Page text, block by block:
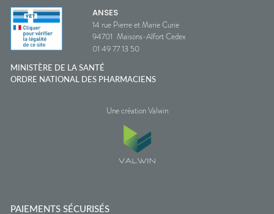
ANSES
14 rue Pierre et Marie Curie
94701 Maisons-Alfort Cedex
01 49 77 13 50
MINISTÈRE DE LA SANTÉ
ORDRE NATIONAL DES PHARMACIENS
Une création Valwin
PAIEMENTS SÉCURISÉS